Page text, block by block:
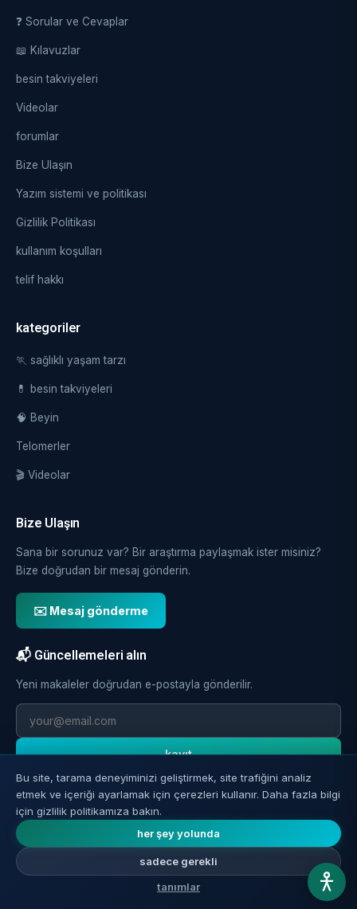
❓ Sorular ve Cevaplar
📖 Kılavuzlar
besin takviyeleri
Videolar
forumlar
Bize Ulaşın
Yazım sistemi ve politikası
Gizlilik Politikası
kullanım koşulları
telif hakkı
kategoriler
🏃 sağlıklı yaşam tarzı
💊 besin takviyeleri
🧠 Beyin
Telomerler
🎬 Videolar
Bize Ulaşın
Sana bir sorunuz var? Bir araştırma paylaşmak ister misiniz?
Bize doğrudan bir mesaj gönderin.
✉️ Mesaj gönderme
📬 Güncellemeleri alın
Yeni makaleler doğrudan e-postayla gönderilir.
kayıt
© 2026 Reverse Aging.Her hakkı saklıdır.
Bu site, tarama deneyiminizi geliştirmek, site trafiğini analiz
etmek ve içeriği ayarlamak için çerezleri kullanır. Daha fazla bilgi
için gizlilik politikamıza bakın.
her şey yolunda
sadece gerekli
tanımlar